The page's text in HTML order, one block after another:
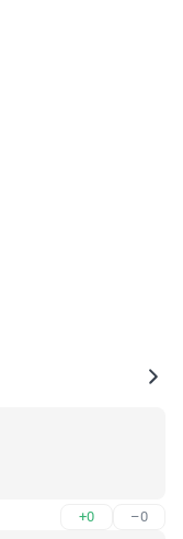
+0 –0